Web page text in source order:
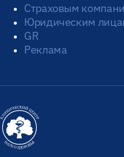
Страховым
Юридическим
GR
Реклама